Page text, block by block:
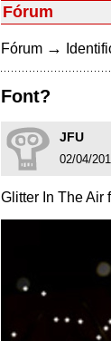
Fórum
Fórum →
Font?
JFU
02/04/
Glitter In The Air